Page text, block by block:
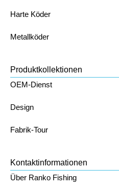
Harte Köder
Metallköder
Produktkollektionen
OEM-Dienst
Design
Fabrik-Tour
Kontaktinformationen
Über Ranko Fishing